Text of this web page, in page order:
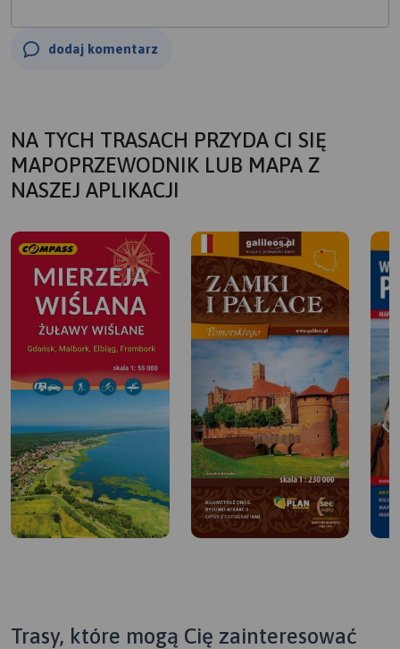
dodaj komentarz
NA TYCH TRASACH PRZYDA CI SIĘ
MAPOPRZEWODNIK LUB MAPA Z
NASZEJ APLIKACJI
Trasy, które mogą Cię zainteresować